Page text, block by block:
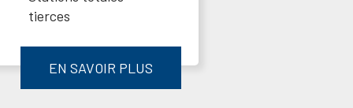
tierces
EN SAVOIR PLUS